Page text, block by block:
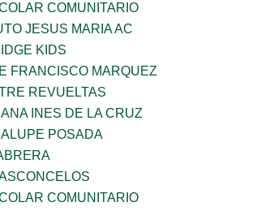
COMUNITARIO
JESUS MARIA AC
KIDS
FRANCISCO MARQUEZ
REVUELTAS
INES DE LA CRUZ
POSADA
COMUNITARIO